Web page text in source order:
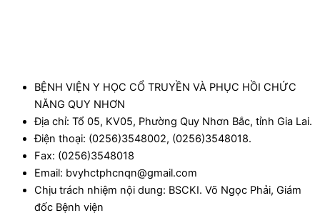
BỆNH VIỆN Y HỌC CỔ TRUYỀN VÀ PHỤC HỒI CHỨC
NĂNG QUY NHƠN
Địa chỉ: Tổ 05, KV05, Phường Quy Nhơn Bắc, tỉnh Gia Lai.
Điện thoại: (0256)3548002, (0256)3548018.
Fax: (0256)3548018
Email: bvyhctphcnqn@gmail.com
Chịu trách nhiệm nội dung: BSCKI. Võ Ngọc Phải, Giám
đốc Bệnh viện